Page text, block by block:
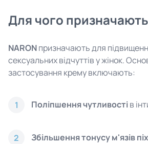
Для чого призначають
NARONпризначають для
сексуальних відчуттів у жінок.
застосування крему включають:
1 Поліпшення чутливостів
2 Збільшення тонусу м'язів